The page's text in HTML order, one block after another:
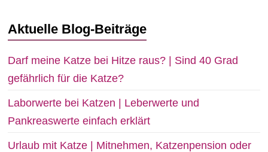
Aktuelle Blog-Beiträge
Darf meine Katze bei Hitze raus? | Sind 40 Grad
gefährlich für die Katze?
Laborwerte bei Katzen | Leberwerte und
Pankreaswerte einfach erklärt
Urlaub mit Katze | Mitnehmen, Katzenpension oder